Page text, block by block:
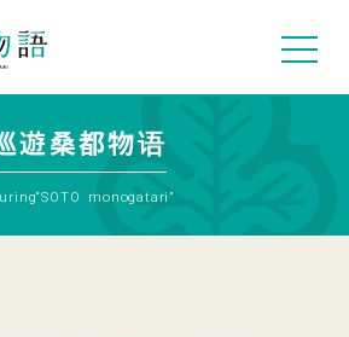
遊桑都物语
monogatari”
02